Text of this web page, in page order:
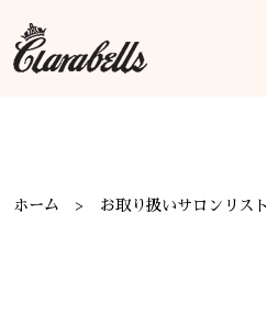
ホーム お取り扱いサロンリスト